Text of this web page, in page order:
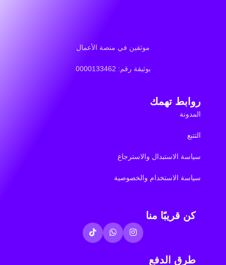
موثقين في منصة الأعمال
بوثيقة رقم: 0000133462
روابط تهمك
المدونة
التتبع
سياسة الاستبدال والاسترجاع
سياسة الاستخدام والخصوصية
كن قريبًا منا
طرق الدفع